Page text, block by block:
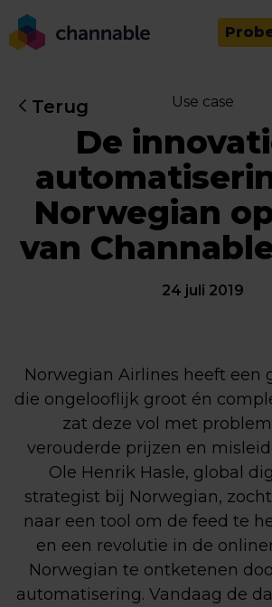
Terug Use case
De
Norwegian
van
24 juli 2019
Norwegian Airlines heeft een
die ongelooflijk groot én
zat deze vol met
verouderde prijzen en
Ole Henrik Hasle, global
strategist bij Norwegian,
naar een tool om de feed te
en een revolutie in de
Norwegian te ontketenen
automatisering. Vandaag de